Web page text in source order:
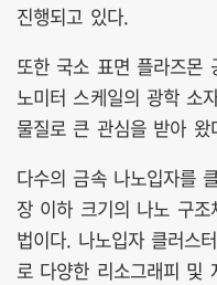
진행되고 있다.
또한 국소 표면 플라즈몬
노미터 스케일의 광학 소
물질로 큰 관심을 받아 왔
다수의 금속 나노입자를
장 이하 크기의 나노 구
법이다. 나노입자 클러스
로 다양한 리소그래피 및